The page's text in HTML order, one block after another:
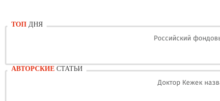
ТОП ДНЯ
Российский
АВТОРСКИЕ СТАТЬИ
Доктор Кежек